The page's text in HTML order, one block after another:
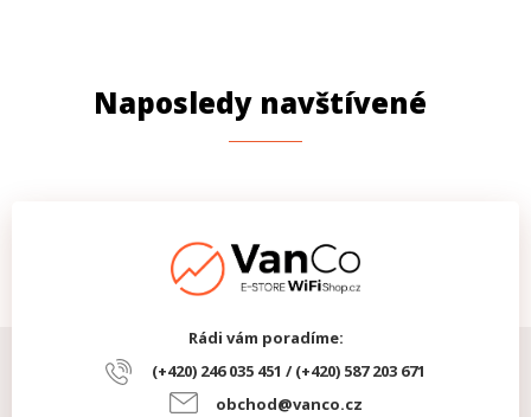
Naposledy navštívené
Rádi vám poradíme:
(+420) 246 035 451 / (+420) 587 203 671
obchod@vanco.cz